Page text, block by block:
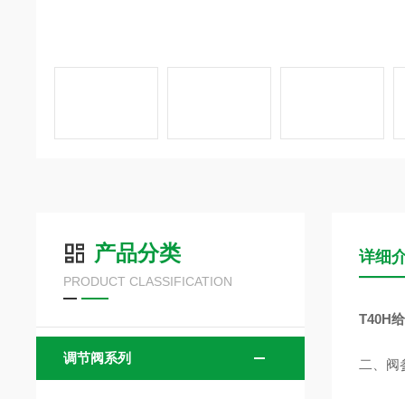
产品分类
PRODUCT CLASSIFICATION
调节阀系列
详细
T40H
二、阀